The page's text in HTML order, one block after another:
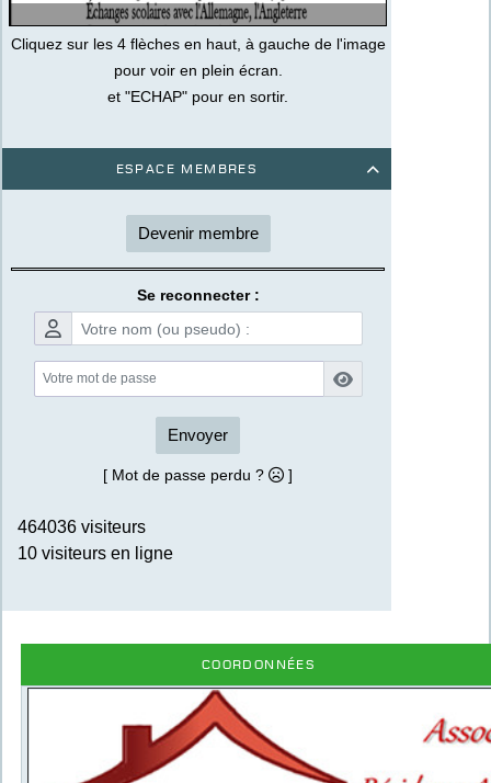
Cliquez sur les 4 flèches en haut, à gauche de l'image
pour voir en plein écran.
et "ECHAP" pour en sortir.

Espace membres
Devenir membre
Se reconnecter :
Envoyer
[ Mot de passe perdu ? ]
464036 visiteurs
10 visiteurs en ligne
Coordonnées